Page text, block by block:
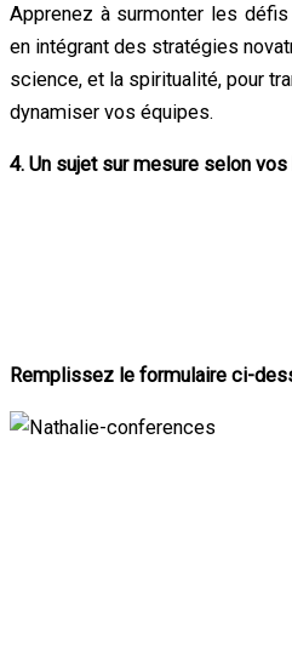
Apprenez à surmonter les
en intégrant des stratégies
science, et la spiritualité, pour
dynamiser vos équipes.
4. Un sujet sur mesure selon
Remplissez le formulaire ci-